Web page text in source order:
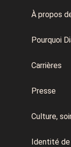
À propos
Pourquoi
Carrières
Presse
Culture,
Identité de